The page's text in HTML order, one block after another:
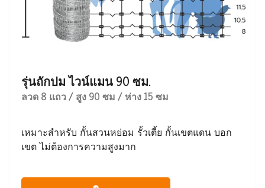
รุ่นถักปม ไวน์แมน 90 ซม.
ลวด 8 แถว / สูง 90 ซม / ห่าง 15 ซม
เหมาะสำหรับ กั้นสวนหย่อม รั้วเตี้ย กั้นเขตแดน บอก
เขต ไม่ต้องการความสูงมาก